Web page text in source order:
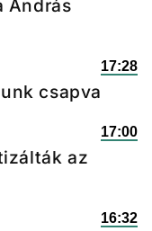
András
17:28
csapva
17:00
az
16:32